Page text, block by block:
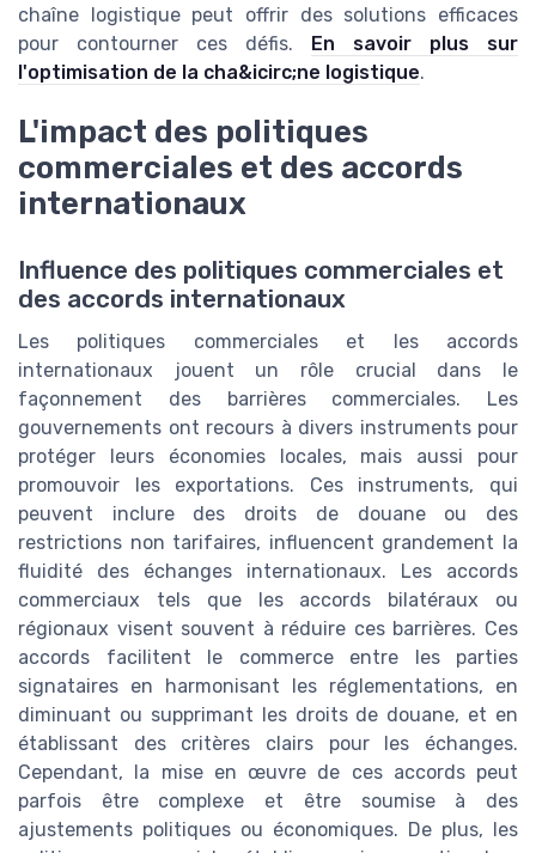
chaîne logistique peut offrir des solutions efficaces
pour contourner ces défis. En savoir plus sur
l'optimisation de la cha&icirc;ne logistique.
L'impact des politiques
commerciales et des accords
internationaux
Influence des politiques commerciales et
des accords internationaux
Les politiques commerciales et les accords
internationaux jouent un rôle crucial dans le
façonnement des barrières commerciales. Les
gouvernements ont recours à divers instruments pour
protéger leurs économies locales, mais aussi pour
promouvoir les exportations. Ces instruments, qui
peuvent inclure des droits de douane ou des
restrictions non tarifaires, influencent grandement la
fluidité des échanges internationaux. Les accords
commerciaux tels que les accords bilatéraux ou
régionaux visent souvent à réduire ces barrières. Ces
accords facilitent le commerce entre les parties
signataires en harmonisant les réglementations, en
diminuant ou supprimant les droits de douane, et en
établissant des critères clairs pour les échanges.
Cependant, la mise en œuvre de ces accords peut
parfois être complexe et être soumise à des
ajustements politiques ou économiques. De plus, les